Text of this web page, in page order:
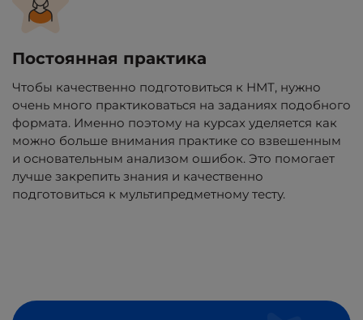
Постоянная практика
Чтобы качественно подготовиться к НМТ, нужно
очень много практиковаться на заданиях подобного
формата. Именно поэтому на курсах уделяется как
можно больше внимания практике со взвешенным
и основательным анализом ошибок. Это помогает
лучше закрепить знания и качественно
подготовиться к мультипредметному тесту.